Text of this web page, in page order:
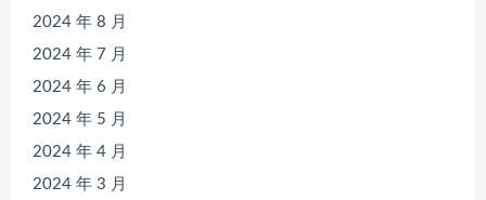
2024 年 8 月
2024 年 7 月
2024 年 6 月
2024 年 5 月
2024 年 4 月
2024 年 3 月